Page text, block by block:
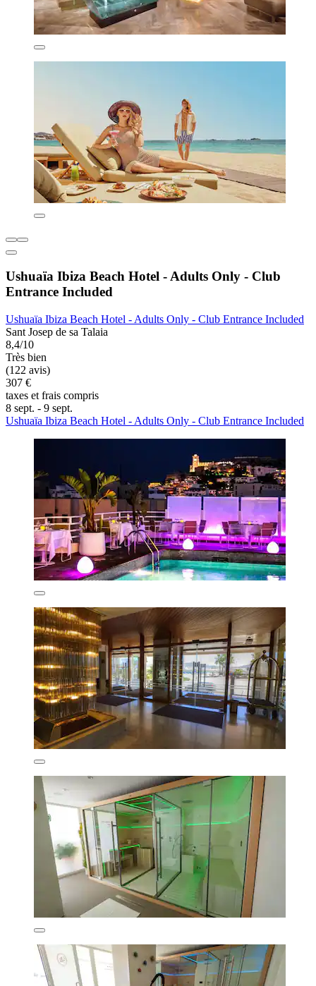
Ushuaïa Ibiza Beach Hotel - Adults Only - Club
Entrance Included
Ushuaïa Ibiza Beach Hotel - Adults Only - Club Entrance Included
Sant Josep de sa Talaia
8,4/10
Très bien
(122 avis)
307 €
taxes et frais compris
8 sept. - 9 sept.
Ushuaïa Ibiza Beach Hotel - Adults Only - Club Entrance Included